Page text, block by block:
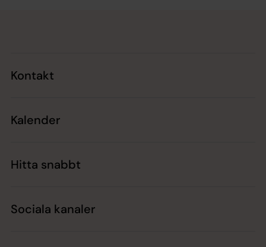
Kontakt
Kalender
Hitta snabbt
Sociala kanaler